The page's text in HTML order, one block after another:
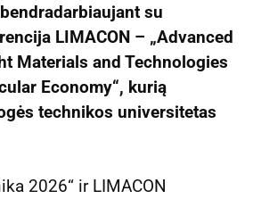
su
LIMACON – „Advanced
Materials and Technologies
Economy“, kurią
technikos universitetas
2026“ ir LIMACON